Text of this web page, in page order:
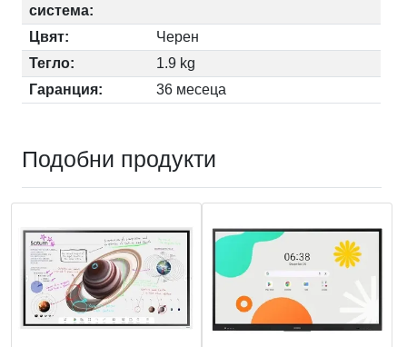
система:
Цвят:
Черен
Тегло:
1.9 kg
Гаранция:
36 месеца
Подобни продукти